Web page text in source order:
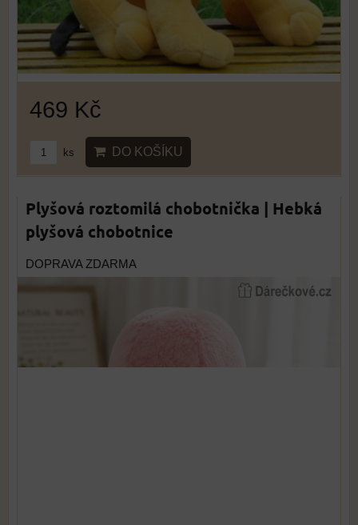
469 Kč
ks DO KOŠÍKU
Plyšová roztomilá chobotnička | Hebká
plyšová chobotnice
DOPRAVA ZDARMA